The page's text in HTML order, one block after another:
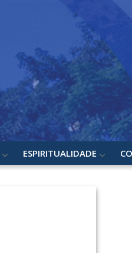
ESPIRITUALIDADE